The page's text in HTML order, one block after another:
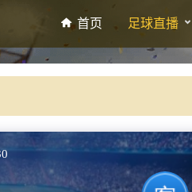
首页 足球直播